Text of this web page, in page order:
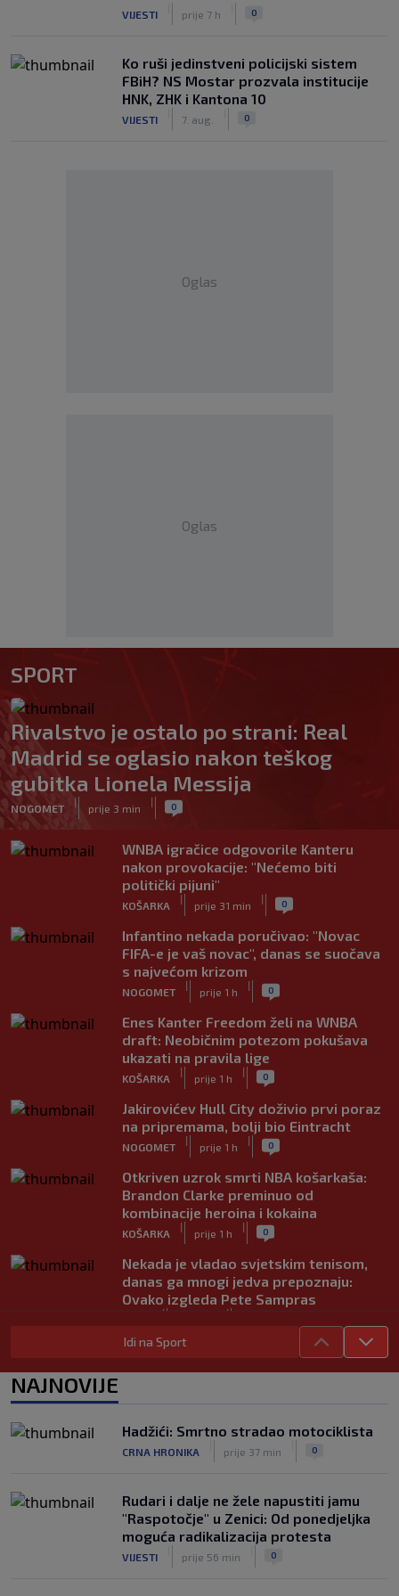
VIJESTI prije 7 h 0
Ko ruši jedinstveni policijski sistem
FBiH? NS Mostar prozvala institucije
HNK, ZHK i Kantona 10
VIJESTI 7. aug. 0
Oglas
Oglas
SPORT
Rivalstvo je ostalo po strani: Real
Madrid se oglasio nakon teškog
gubitka Lionela Messija
NOGOMET
|
prije 3 min
| 0
WNBA igračice odgovorile Kanteru
nakon provokacije: "Nećemo biti
politički pijuni"
KOŠARKA
|
prije 31 min
| 0
Infantino nekada poručivao: "Novac
FIFA-e je vaš novac", danas se suočava
s najvećom krizom
NOGOMET
|
prije 1 h
| 0
Enes Kanter Freedom želi na WNBA
draft: Neobičnim potezom pokušava
ukazati na pravila lige
KOŠARKA
|
prije 1 h
| 0
Jakirovićev Hull City doživio prvi poraz
na pripremama, bolji bio Eintracht
NOGOMET
|
prije 1 h
| 0
Otkriven uzrok smrti NBA košarkaša:
Brandon Clarke preminuo od
kombinacije heroina i kokaina
KOŠARKA
|
prije 1 h
| 0
Nekada je vladao svjetskim tenisom,
danas ga mnogi jedva prepoznaju:
Ovako izgleda Pete Sampras
| |
Od ilegalnog prelaska granice i rada na
Deco iz sjene preokrenuo posao: Rodri
bio bliži Real Madridu, a sada je na
Idi na Sport
NAJNOVIJE
Hadžići: Smrtno stradao motociklista
CRNA HRONIKA prije 37 min 0
Rudari i dalje ne žele napustiti jamu
"Raspotočje" u Zenici: Od ponedjeljka
moguća radikalizacija protesta
VIJESTI prije 56 min 0